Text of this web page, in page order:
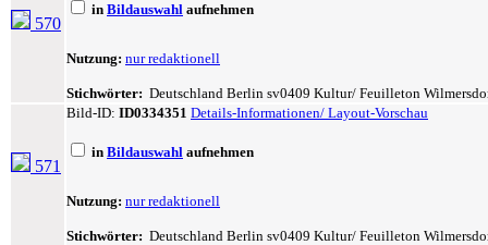
570
in Bildauswahl aufnehmen
Nutzung: nur redaktionell
Stichwörter: Deutschland Berlin sv0409 Kultur/ Feuilleton
571
Bild-ID: ID0334351 Details-Informationen/ Layout-Vorschau
in Bildauswahl aufnehmen
Nutzung: nur redaktionell
Stichwörter: Deutschland Berlin sv0409 Kultur/ Feuilleton